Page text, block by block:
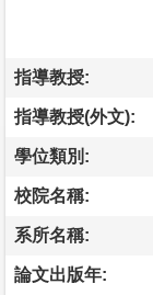
指導教授:
指導教授(外文):
學位類別:
校院名稱:
系所名稱:
論文出版年: